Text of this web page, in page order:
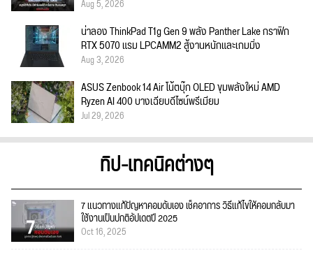
Aug 5, 2026
น่าลอง ThinkPad T1g Gen 9 พลัง Panther Lake กราฟิก
RTX 5070 แรม LPCAMM2 สู้งานหนักและเกมมิ่ง
Aug 3, 2026
ASUS Zenbook 14 Air โน้ตบุ๊ก OLED ขุมพลังใหม่ AMD
Ryzen AI 400 บางเฉียบดีไซน์พรีเมียม
Jul 29, 2026
ทิป-เทคนิคต่างๆ
7 แนวทางแก้ปัญหาคอมดับเอง เช็คอาการ วิธีแก้ไขให้คอมกลับมา
ใช้งานเป็นปกติอัปเดตปี 2025
Oct 16, 2025